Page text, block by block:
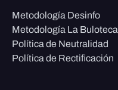
Metodología Desinfo
Metodología La Buloteca
Política de Neutralidad
Política de Rectificación